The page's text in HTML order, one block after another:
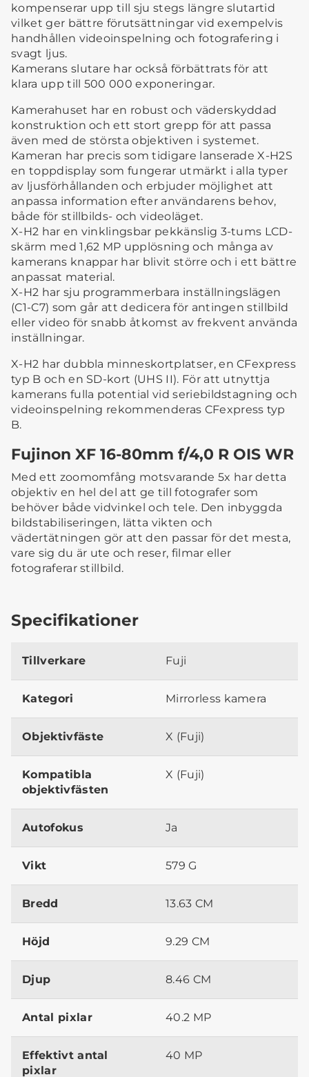
kompenserar upp till sju stegs längre slutartid
vilket ger bättre förutsättningar vid exempelvis
handhållen videoinspelning och fotografering i
svagt ljus.
Kamerans slutare har också förbättrats för att
klara upp till 500 000 exponeringar.
Kamerahuset har en robust och väderskyddad
konstruktion och ett stort grepp för att passa
även med de största objektiven i systemet.
Kameran har precis som tidigare lanserade X-H2S
en toppdisplay som fungerar utmärkt i alla typer
av ljusförhållanden och erbjuder möjlighet att
anpassa information efter användarens behov,
både för stillbilds- och videoläget.
X-H2 har en vinklingsbar pekkänslig 3-tums LCD-
skärm med 1,62 MP upplösning och många av
kamerans knappar har blivit större och i ett bättre
anpassat material.
X-H2 har sju programmerbara inställningslägen
(C1-C7) som går att dedicera för antingen stillbild
eller video för snabb åtkomst av frekvent använda
inställningar.
X-H2 har dubbla minneskortplatser, en CFexpress
typ B och en SD-kort (UHS II). För att utnyttja
kamerans fulla potential vid seriebildstagning och
videoinspelning rekommenderas CFexpress typ
B.
Fujinon XF 16-80mm f/4,0 R OIS WR
Med ett zoomomfång motsvarande 5x har detta
objektiv en hel del att ge till fotografer som
behöver både vidvinkel och tele. Den inbyggda
bildstabiliseringen, lätta vikten och
vädertätningen gör att den passar för det mesta,
vare sig du är ute och reser, filmar eller
fotograferar stillbild.
Specifikationer
Tillverkare Fuji
Kategori Mirrorless kamera
Objektivfäste X (Fuji)
Kompatibla
objektivfästen
X (Fuji)
Autofokus Ja
Vikt 579 G
Bredd 13.63 CM
Höjd 9.29 CM
Djup 8.46 CM
Antal pixlar 40.2 MP
Effektivt antal
pixlar
40 MP